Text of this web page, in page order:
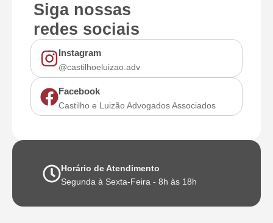
Siga nossas
redes sociais
Instagram
@castilhoeluizao.adv
Facebook
Castilho e Luizão Advogados Associados
Horário de Atendimento
Segunda à Sexta-Feira - 8h às 18h